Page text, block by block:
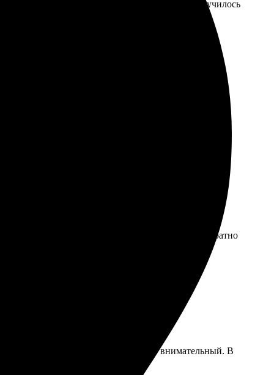
приятно удивили — быстро обработали. Получилось
затратный по времени. Картинки пришли яркие и
заказ. Ребята молодцы, всё пришло аккуратно
проходит. Персонал приветливый и внимательный. В